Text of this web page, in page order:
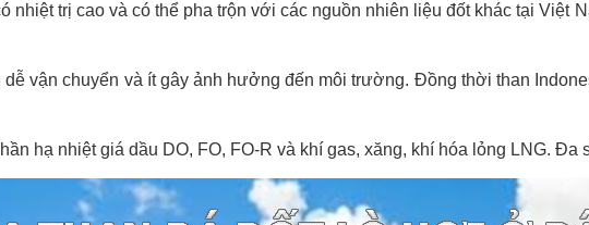
nhiệt trị cao và có thể pha trộn với các nguồn nhiên liệu đốt khác tại Việt
vận chuyển và ít gây ảnh hưởng đến môi trường. Đồng thời than
hạ nhiệt giá dầu DO, FO, FO-R và khí gas, xăng, khí hóa lỏng LNG. Đa